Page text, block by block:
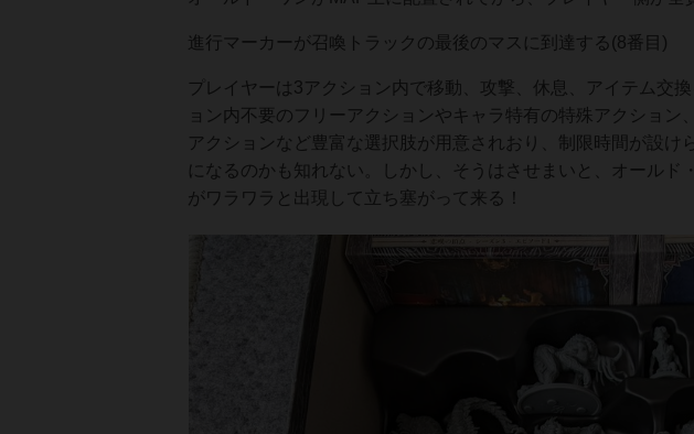
進行マーカーが召喚トラックの最後のマスに到達する(8番目)
プレイヤーは3アクション内で移動、攻撃、休息、アイテム交
ョン内不要のフリーアクションやキャラ特有の特殊アクショ
アクションなど豊富な選択肢が用意されおり、制限時間が設け
になるのかも知れない。しかし、そうはさせまいと、オールド
がワラワラと出現して立ち塞がって来る！